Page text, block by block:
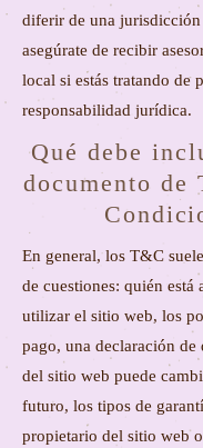
diferir de una jurisdicción
asegúrate de recibir
local si estás tratando de
responsabilidad jurídica.
Qué debe
documento de
En general, los T&C
de cuestiones: quién está
utilizar el sitio web, los
pago, una declaración de
del sitio web puede
futuro, los tipos de
propietario del sitio web